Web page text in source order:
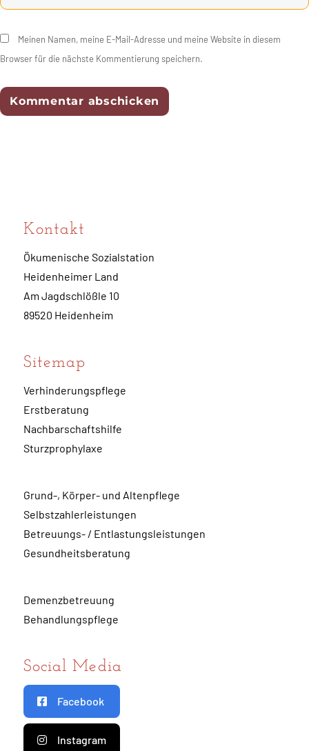
Meinen Namen, meine E-Mail-Adresse und meine Website in diesem
Browser für die nächste Kommentierung speichern.
Kontakt
Ökumenische Sozialstation
Heidenheimer Land
Am Jagdschlößle 10
89520 Heidenheim
Sitemap
Verhinderungspflege
Erstberatung
Nachbarschaftshilfe
Sturzprophylaxe
Grund-, Körper- und Altenpflege
Selbstzahlerleistungen
Betreuungs- / Entlastungsleistungen
Gesundheitsberatung
Demenzbetreuung
Behandlungspflege
Social Media
Facebook
Instagram